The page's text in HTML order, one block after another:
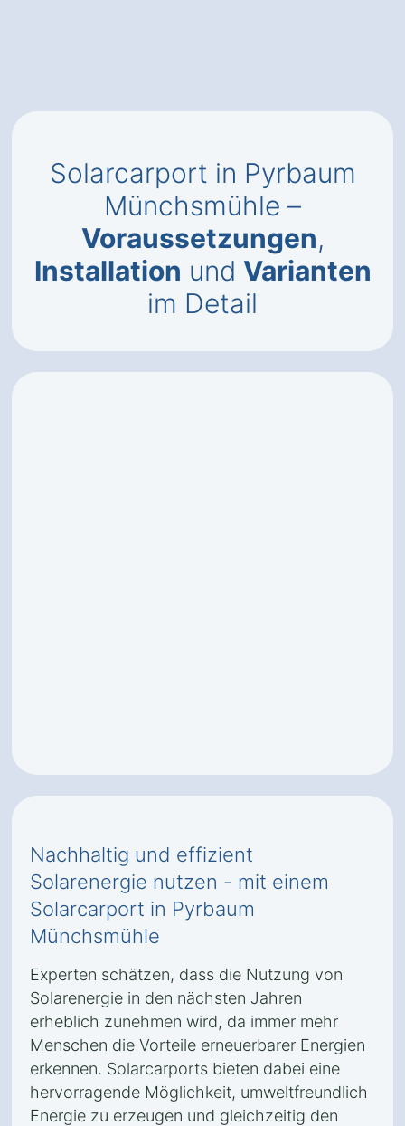
Solarcarport in Pyrbaum
Münchsmühle –
Voraussetzungen,
Installation und Varianten
im Detail
Nachhaltig und effizient
Solarenergie nutzen - mit einem
Solarcarport in Pyrbaum
Münchsmühle
Experten schätzen, dass die Nutzung von
Solarenergie in den nächsten Jahren
erheblich zunehmen wird, da immer mehr
Menschen die Vorteile erneuerbarer Energien
erkennen. Solarcarports bieten dabei eine
hervorragende Möglichkeit, umweltfreundlich
Energie zu erzeugen und gleichzeitig den